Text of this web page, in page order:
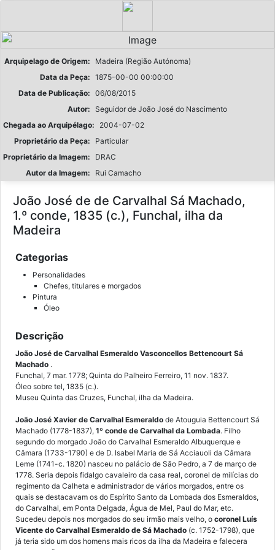
Arquipelago de Origem:
Madeira (Região Autónoma)
Data da Peça: 1875-00-00 00:00:00
Data de Publicação: 06/08/2015
Autor: Seguidor de João José do Nascimento
Chegada ao Arquipélago:
2004-07-02
Proprietário da Peça:
Particular
Proprietário da Imagem:
DRAC
Autor da Imagem:
Rui Camacho
João José de de Carvalhal Sá Machado,
1.º conde, 1835 (c.), Funchal, ilha da
Madeira
Categorias
Personalidades
Chefes, titulares e morgados
Pintura
Óleo
Descrição
João José de Carvalhal Esmeraldo Vasconcellos Bettencourt Sá
Machado .
Funchal, 7 mar. 1778; Quinta do Palheiro Ferreiro, 11 nov. 1837.
Óleo sobre tel, 1835 (c.).
Museu Quinta das Cruzes, Funchal, ilha da Madeira.
João José Xavier de Carvalhal Esmeraldo de Atouguia Bettencourt Sá
Machado (1778-1837), 1º conde de Carvalhal da Lombada. Filho
segundo do morgado João do Carvalhal Esmeraldo Albuquerque e
Câmara (1733-1790) e de D. Isabel Maria de Sá Acciauoli da Câmara
Leme (1741-c. 1820) nasceu no palácio de São Pedro, a 7 de março de
1778. Seria depois fidalgo cavaleiro da casa real, coronel de milícias do
regimento da Calheta e administrador de vários morgados, entre os
quais se destacavam os do Espírito Santo da Lombada dos Esmeraldos,
do Carvalhal, em Ponta Delgada, Água de Mel, Paul do Mar, etc.
Sucedeu depois nos morgados do seu irmão mais velho, o coronel Luís
Vicente do Carvalhal Esmeraldo de Sá Machado (c. 1752-1798), que
já teria sido um dos homens mais ricos da ilha da Madeira e falecera